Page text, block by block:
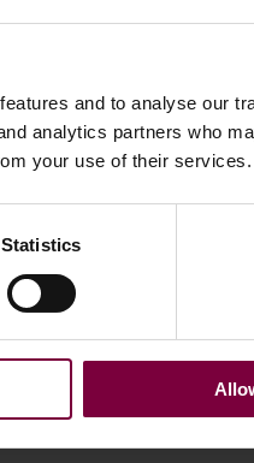
and to analyse our
analytics partners who
your use of their services.
Statistics
- и
Как